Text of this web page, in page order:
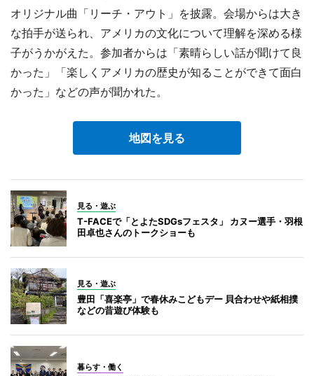
オリジナル曲「リーチ・アウト」を披露。会場からは大き
な拍手が送られ、アメリカの文化について理解を深める様
子がうかがえた。参加者からは「素晴らしい話が聞けて良
かった」「楽しくアメリカの歴史が知ることができて面白
かった」などの声が聞かれた。
地図を見る
見る・遊ぶ
T-FACEで「とよたSDGsフェスタ」 カヌー選手・羽根
田卓也さんのトークショーも
見る・遊ぶ
豊田「喜楽亭」で春休みこどもデー 貝合わせや紙相撲
などの昔遊び体験も
暮らす・働く